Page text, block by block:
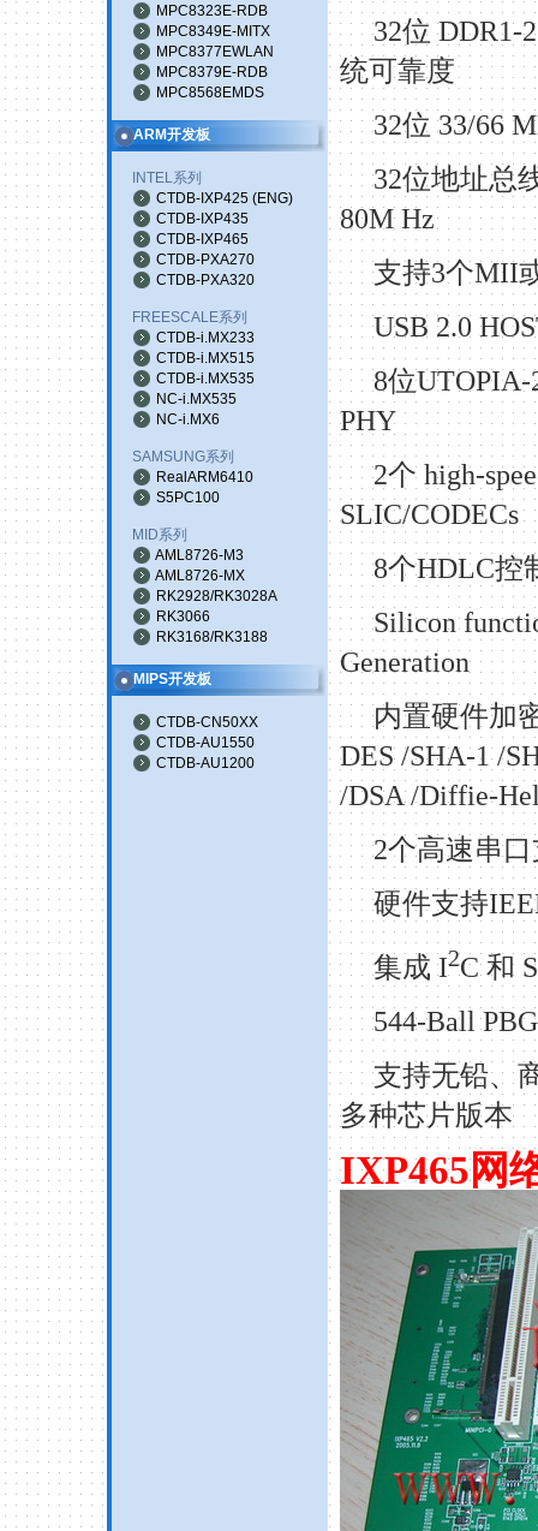
MPC8323E-RDB
MPC8349E-MITX
MPC8377EWLAN
MPC8379E-RDB
MPC8568EMDS
ARM开发板
INTEL系列
CTDB-IXP425(ENG)
CTDB-IXP435
CTDB-IXP465
CTDB-PXA270
CTDB-PXA320
FREESCALE系列
CTDB-i.MX233
CTDB-i.MX515
CTDB-i.MX535
NC-i.MX535
NC-i.MX6
SAMSUNG系列
RealARM6410
S5PC100
MID系列
AML8726-M3
AML8726-MX
RK2928/RK3028A
RK3066
RK3168/RK3188
MIPS开发板
CTDB-CN50XX
CTDB-AU1550
CTDB-AU1200
32位 DDR1-
统可靠度
32位 33/66
32位地址总
80M Hz
支持3个MII
USB 2.0
8位
PHY
2个 high-
SLIC/CODECs
8个HDLC控
Silicon
Generation
内置硬件加
DES /SHA-1 /
/DSA /Diffie-
2个高速串
硬件支持
集成 I2C 和
544-Ball
支持无铅、
多种芯片版本
IXP465网